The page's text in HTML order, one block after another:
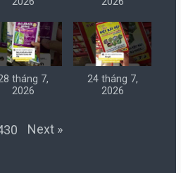
tháng 7,
2026
24 tháng 7,
2026
Next »